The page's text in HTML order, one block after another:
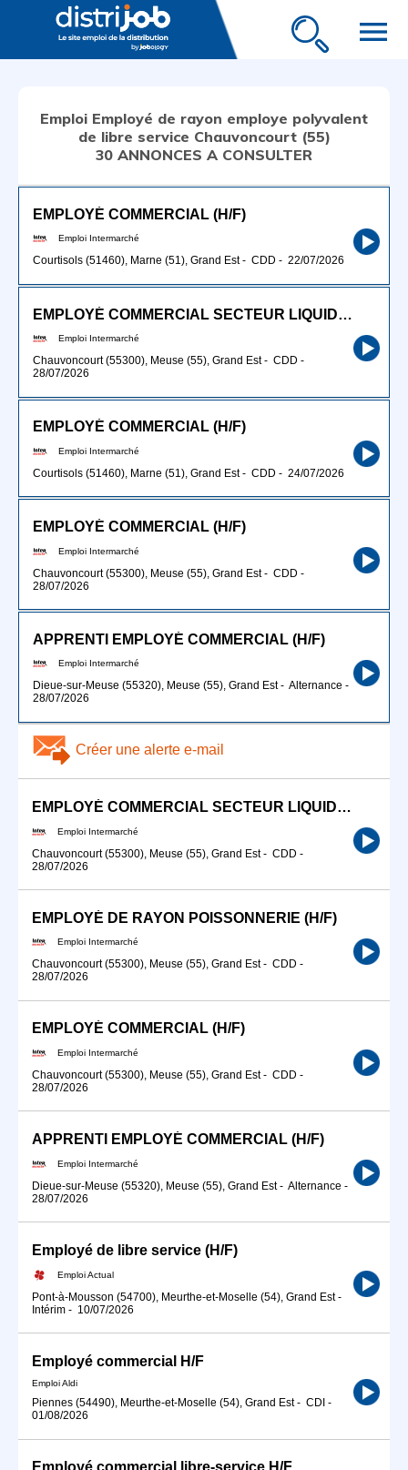
menu
Emploi Employé de rayon employe polyvalent
de libre service Chauvoncourt (55)
30 ANNONCES A CONSULTER
EMPLOYÉ COMMERCIAL (H/F)
Emploi Intermarché
Courtisols (51460), Marne (51), Grand Est- CDD - 22/07/2026
EMPLOYÉ COMMERCIAL SECTEUR LIQUIDE (H/F)
Emploi Intermarché
Chauvoncourt (55300), Meuse (55), Grand Est- CDD -
28/07/2026
EMPLOYÉ COMMERCIAL (H/F)
Emploi Intermarché
Courtisols (51460), Marne (51), Grand Est- CDD - 24/07/2026
EMPLOYÉ COMMERCIAL (H/F)
Emploi Intermarché
Chauvoncourt (55300), Meuse (55), Grand Est- CDD -
28/07/2026
APPRENTI EMPLOYÉ COMMERCIAL (H/F)
Emploi Intermarché
Dieue-sur-Meuse (55320), Meuse (55), Grand Est- Alternance -
28/07/2026
Créer une alerte e-mail
EMPLOYÉ COMMERCIAL SECTEUR LIQUIDE (H/F)
Emploi Intermarché
Chauvoncourt (55300), Meuse (55), Grand Est- CDD -
28/07/2026
EMPLOYÉ DE RAYON POISSONNERIE (H/F)
Emploi Intermarché
Chauvoncourt (55300), Meuse (55), Grand Est- CDD -
28/07/2026
EMPLOYÉ COMMERCIAL (H/F)
Emploi Intermarché
Chauvoncourt (55300), Meuse (55), Grand Est- CDD -
28/07/2026
APPRENTI EMPLOYÉ COMMERCIAL (H/F)
Emploi Intermarché
Dieue-sur-Meuse (55320), Meuse (55), Grand Est- Alternance -
28/07/2026
Employé de libre service (H/F)
Emploi Actual
Pont-à-Mousson (54700), Meurthe-et-Moselle (54), Grand Est-
Intérim - 10/07/2026
Employé commercial H/F
Emploi Aldi
Piennes (54490), Meurthe-et-Moselle (54), Grand Est- CDI -
01/08/2026